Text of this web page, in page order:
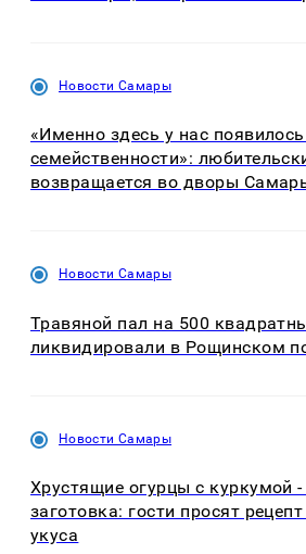
Новости Самары
«Именно здесь у нас
семейственности»:
возвращается во дворы
Новости Самары
Травяной пал на 500
ликвидировали в Рощинском
Новости Самары
Хрустящие огурцы с куркумой -
заготовка: гости просят
укуса